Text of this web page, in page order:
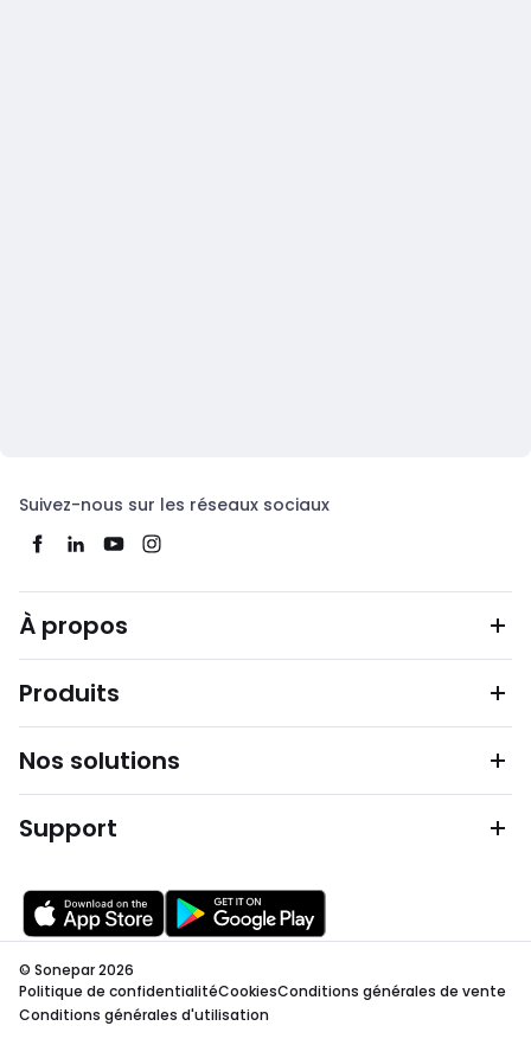
Suivez-nous sur les réseaux sociaux
À propos
Produits
Nos solutions
Support
© Sonepar 2026
Politique de confidentialitéCookiesConditions générales de vente
Conditions générales d'utilisation